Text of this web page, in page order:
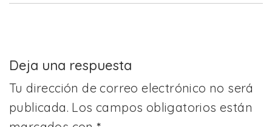
Deja una respuesta
Tu dirección de correo electrónico no será
publicada. Los campos obligatorios están